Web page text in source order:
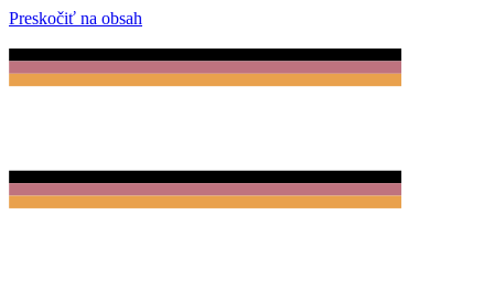
Preskočiť na obsah